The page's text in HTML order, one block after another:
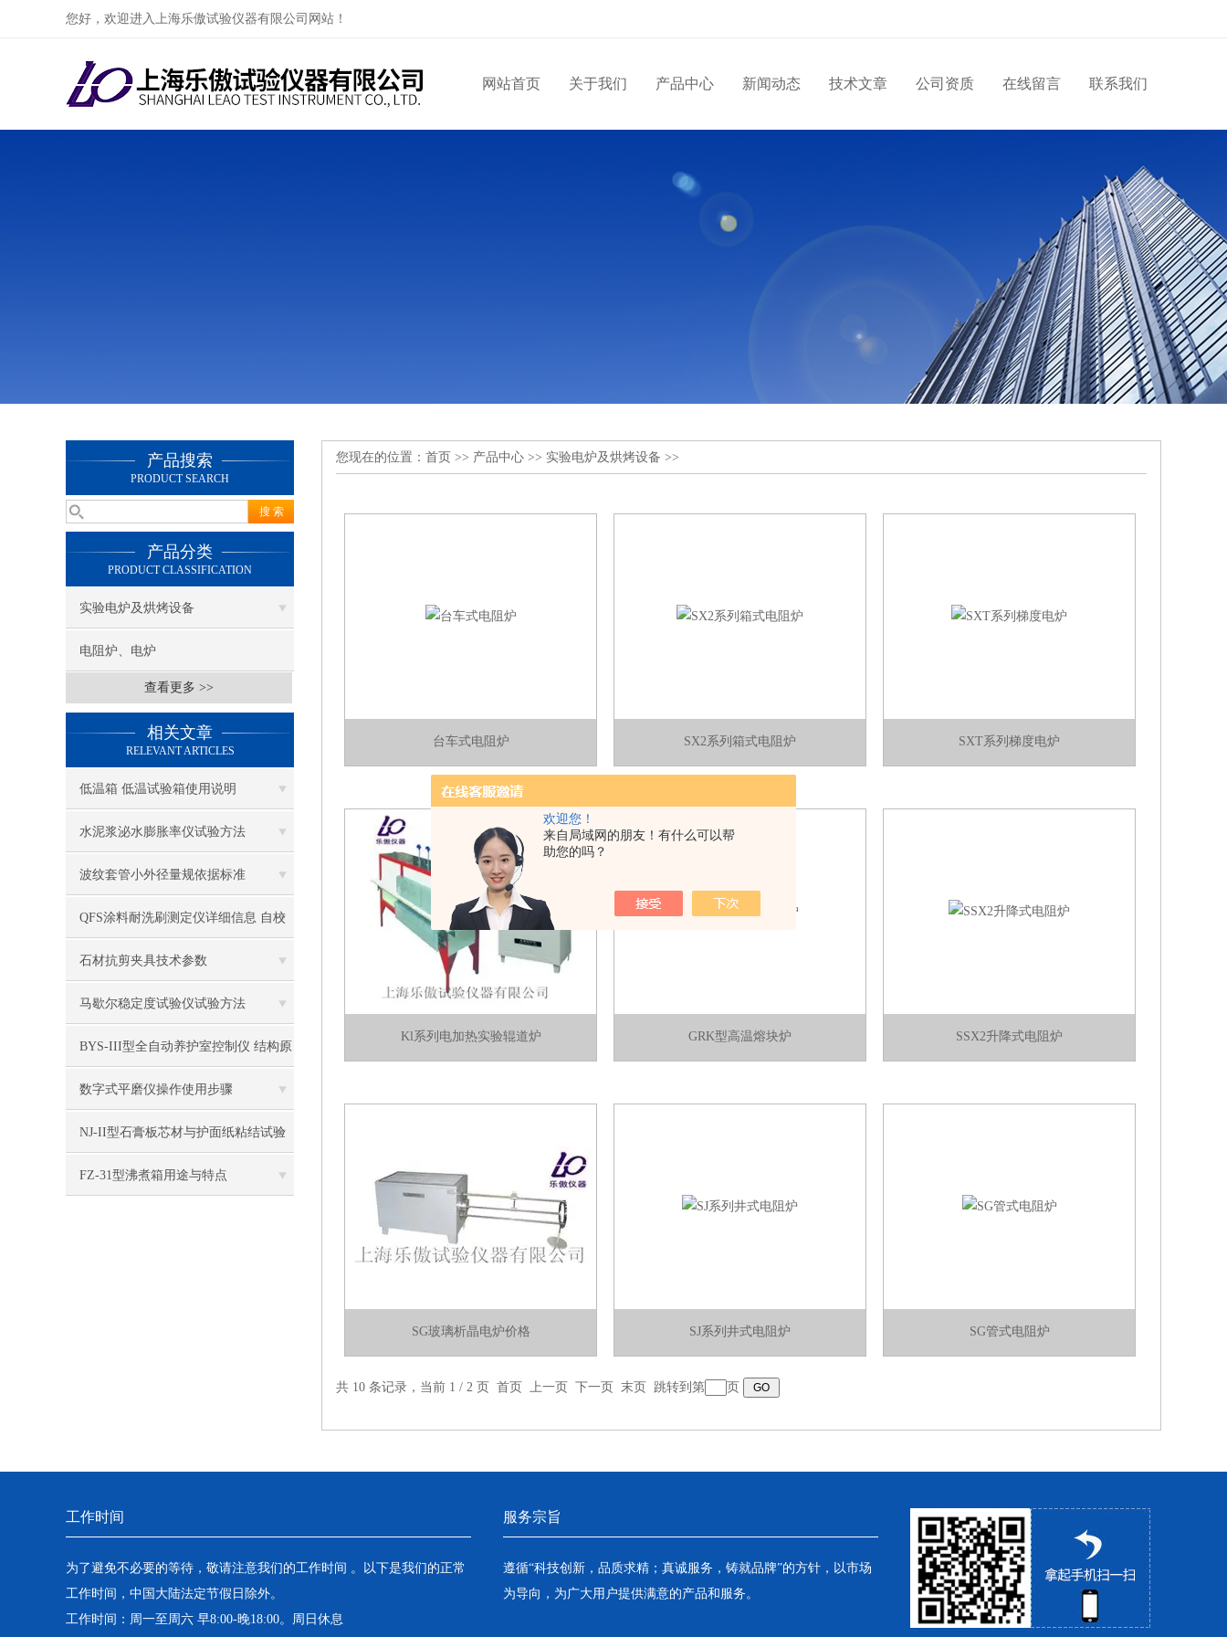
欢迎您！
来自局域网的朋友！有什么可以帮
助您的吗？
您好，欢迎进入上海乐傲试验仪器有限公司网站！
网站首页 关于我们 产品中心 新闻动态 技术文章 公司资质 在线留言 联系我们
产品搜索
PRODUCT SEARCH
产品分类
PRODUCT CLASSIFICATION
实验电炉及烘烤设备
电阻炉、电炉
查看更多 >>
相关文章
RELEVANT ARTICLES
低温箱 低温试验箱使用说明
水泥浆泌水膨胀率仪试验方法
波纹套管小外径量规依据标准
QFS涂料耐洗刷测定仪详细信息 自校
方法
石材抗剪夹具技术参数
马歇尔稳定度试验仪试验方法
BYS-III型全自动养护室控制仪 结构原
理
数字式平磨仪操作使用步骤
NJ-II型石膏板芯材与护面纸粘结试验
仪技术参数
FZ-31型沸煮箱用途与特点
您现在的位置： 首页 >> 产品中心 >> 实验电炉及烘烤设备 >>
台车式电阻炉 SX2系列箱式电阻炉 SXT系列梯度电炉
Kl系列电加热实验辊道炉 GRK型高温熔块炉 SSX2升降式电阻炉
SG玻璃析晶电炉价格 SJ系列井式电阻炉 SG管式电阻炉
共 10 条记录，当前 1 / 2 页 首页 上一页 下一页 末页 跳转到第 页
工作时间
为了避免不必要的等待，敬请注意我们的工作时间 。以下是我们的正常
工作时间，中国大陆法定节假日除外。
工作时间：周一至周六 早8:00-晚18:00。周日休息
服务宗旨
遵循“科技创新，品质求精；真诚服务，铸就品牌”的方针，以市场
为导向，为广大用户提供满意的产品和服务。